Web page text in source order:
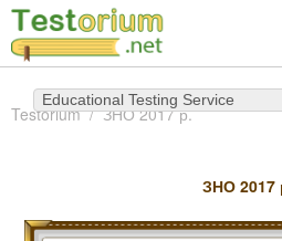
Educational Testing Service
Testorium ЗНО 2017 р.
ЗНО 2017